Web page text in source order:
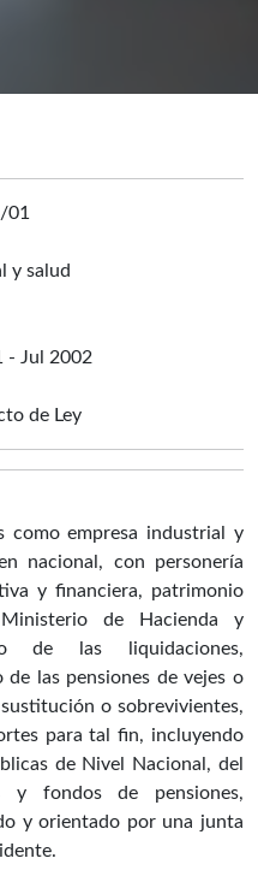
01
y salud
- Jul 2002
de Ley
como empresa industrial y
nacional, con personería
y financiera, patrimonio
de Hacienda y
de las liquidaciones,
las pensiones de vejes o
o sobrevivientes,
para tal fin, incluyendo
de Nivel Nacional, del
y fondos de pensiones,
y orientado por una junta